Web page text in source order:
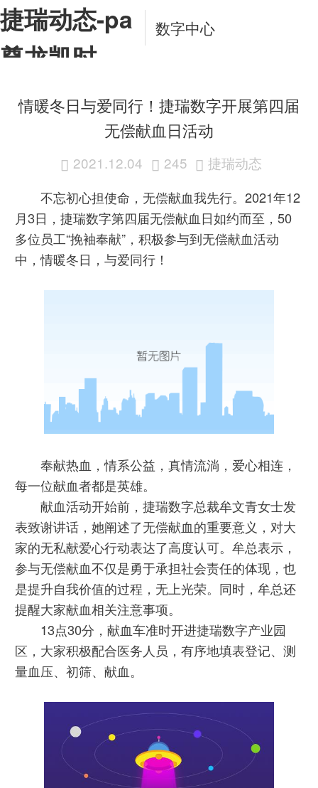
捷瑞动态-pa
尊龙凯时
app
数字中心
情暖冬日与爱同行！捷瑞数字开展第四届
无偿献血日活动
 2021.12.04  245  捷瑞动态
不忘初心担使命，无偿献血我先行。2021年12
月3日，捷瑞数字第四届无偿献血日如约而至，50
多位员工“挽袖奉献”，积极参与到无偿献血活动
中，情暖冬日，与爱同行！
奉献热血，情系公益，真情流淌，爱心相连，
每一位献血者都是英雄。
献血活动开始前，捷瑞数字总裁牟文青女士发
表致谢讲话，她阐述了无偿献血的重要意义，对大
家的无私献爱心行动表达了高度认可。牟总表示，
参与无偿献血不仅是勇于承担社会责任的体现，也
是提升自我价值的过程，无上光荣。同时，牟总还
提醒大家献血相关注意事项。
13点30分，献血车准时开进捷瑞数字产业园
区，大家积极配合医务人员，有序地填表登记、测
量血压、初筛、献血。